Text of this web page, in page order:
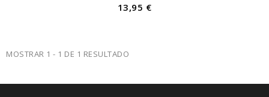
13,95 €
MOSTRAR 1 - 1 DE 1 RESULTADO